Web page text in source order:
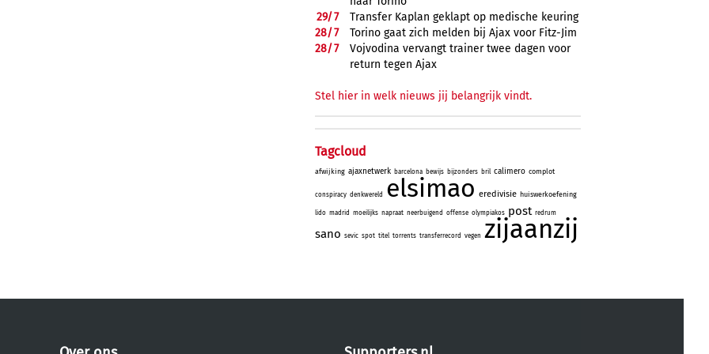
29/7
Transfer Kaplan geklapt op medische keuring
28/7
Torino gaat zich melden bij Ajax voor Fitz-Jim
28/7
Vojvodina vervangt trainer twee dagen voor
return tegen Ajax
Stel hier in welk nieuws jij belangrijk vindt.
Tagcloud
afwijking ajaxnetwerk barcelona bewijs bijzonders bril calimero complot
conspiracy denkwereld elsimao eredivisie huiswerkoefening
lido madrid moeilijks napraat neerbuigend offense olympiakos post redrum
sano sevic spot titel torrents transferrecord vegen zijaanzij